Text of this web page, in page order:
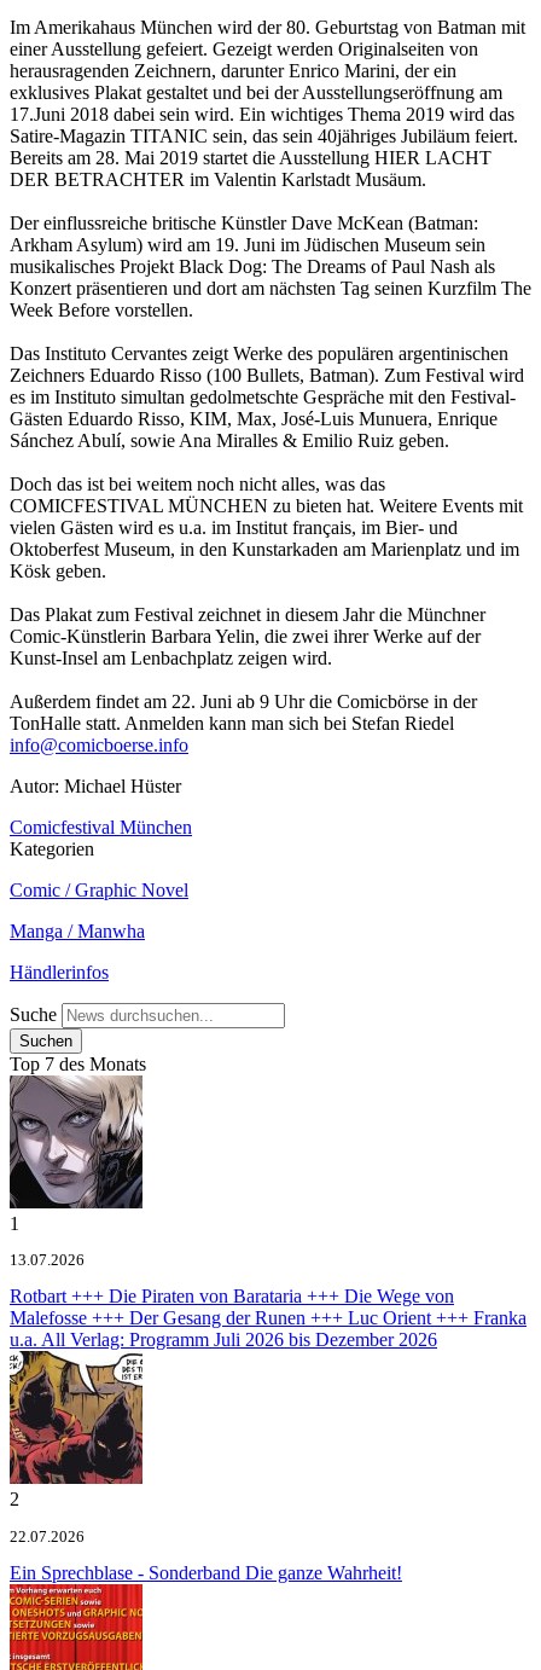
Im Amerikahaus München wird der 80. Geburtstag von Batman mit
einer Ausstellung gefeiert. Gezeigt werden Originalseiten von
herausragenden Zeichnern, darunter Enrico Marini, der ein
exklusives Plakat gestaltet und bei der Ausstellungseröffnung am
17.Juni 2018 dabei sein wird. Ein wichtiges Thema 2019 wird das
Satire-Magazin TITANIC sein, das sein 40jähriges Jubiläum feiert.
Bereits am 28. Mai 2019 startet die Ausstellung HIER LACHT
DER BETRACHTER im Valentin Karlstadt Musäum.
Der einflussreiche britische Künstler Dave McKean (Batman:
Arkham Asylum) wird am 19. Juni im Jüdischen Museum sein
musikalisches Projekt Black Dog: The Dreams of Paul Nash als
Konzert präsentieren und dort am nächsten Tag seinen Kurzfilm The
Week Before vorstellen.
Das Instituto Cervantes zeigt Werke des populären argentinischen
Zeichners Eduardo Risso (100 Bullets, Batman). Zum Festival wird
es im Instituto simultan gedolmetschte Gespräche mit den Festival-
Gästen Eduardo Risso, KIM, Max, José-Luis Munuera, Enrique
Sánchez Abulí, sowie Ana Miralles & Emilio Ruiz geben.
Doch das ist bei weitem noch nicht alles, was das
COMICFESTIVAL MÜNCHEN zu bieten hat. Weitere Events mit
vielen Gästen wird es u.a. im Institut français, im Bier- und
Oktoberfest Museum, in den Kunstarkaden am Marienplatz und im
Kösk geben.
Das Plakat zum Festival zeichnet in diesem Jahr die Münchner
Comic-Künstlerin Barbara Yelin, die zwei ihrer Werke auf der
Kunst-Insel am Lenbachplatz zeigen wird.
Außerdem findet am 22. Juni ab 9 Uhr die Comicbörse in der
TonHalle statt. Anmelden kann man sich bei Stefan Riedel
info@comicboerse.info
Autor: Michael Hüster
Comicfestival München
Kategorien
Comic / Graphic Novel
Manga / Manwha
Händlerinfos
Suche
Top 7 des Monats
1
13.07.2026
Rotbart +++ Die Piraten von Barataria +++ Die Wege von
Malefosse +++ Der Gesang der Runen +++ Luc Orient +++ Franka
u.a. All Verlag: Programm Juli 2026 bis Dezember 2026
2
22.07.2026
Ein Sprechblase - Sonderband Die ganze Wahrheit!